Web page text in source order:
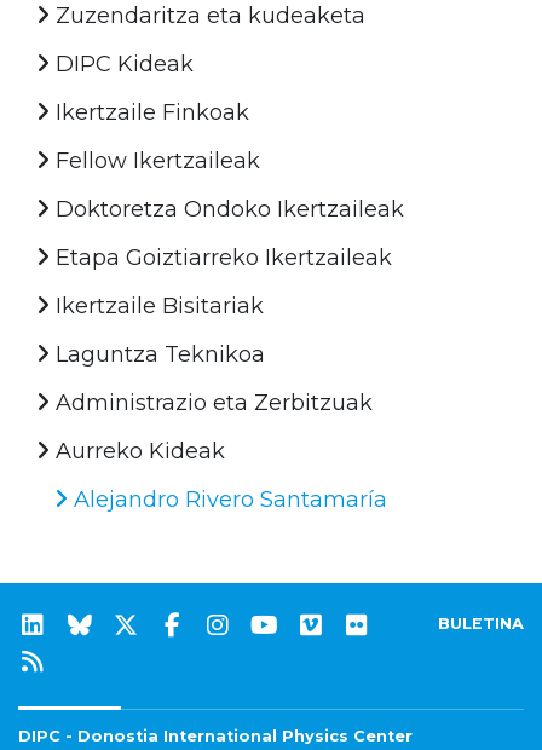
Zuzendaritza eta kudeaketa
DIPC Kideak
Ikertzaile Finkoak
Fellow Ikertzaileak
Doktoretza Ondoko Ikertzaileak
Etapa Goiztiarreko Ikertzaileak
Ikertzaile Bisitariak
Laguntza Teknikoa
Administrazio eta Zerbitzuak
Aurreko Kideak
Alejandro Rivero Santamaría
BULETINA
DIPC - Donostia International Physics Center